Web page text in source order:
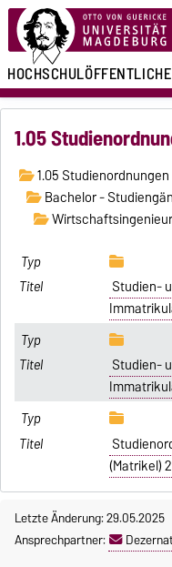
HOCHSCHULÖFFENTLICHE
1.05
1.05 Studienordnungen
Bachelor -
Studien-
Studien-
(Matrikel)
Letzte Änderung: 29.05.2025
Ansprechpartner: